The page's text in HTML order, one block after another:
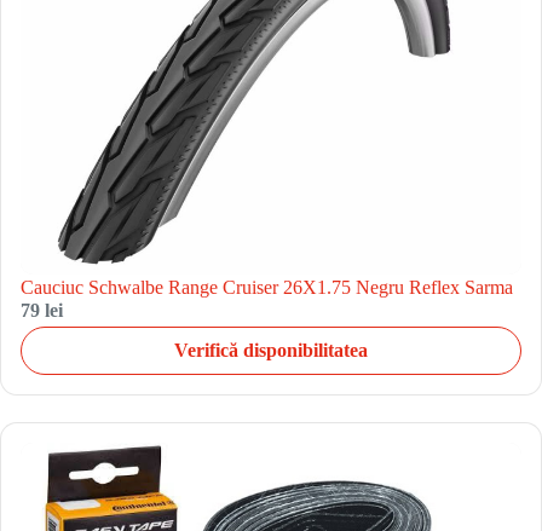
Cauciuc Schwalbe Range Cruiser 26X1.75 Negru Reflex Sarma
79 lei
Verifică disponibilitatea